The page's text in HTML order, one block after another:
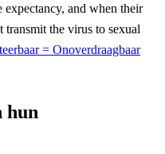
expectancy, and when their
transmit the virus to sexual
= Onoverdraagbaar
hun